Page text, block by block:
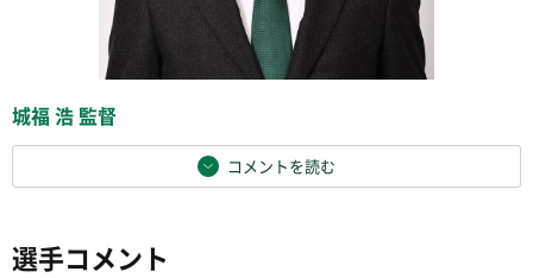
城福 浩 監督
コメントを読む
選手コメント